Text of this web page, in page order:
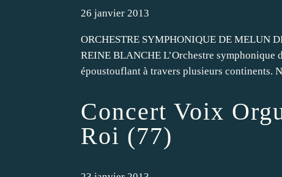
26 janvier 2013
ORCHESTRE SYMPHONIQUE DE MELUN
REINE BLANCHE L’Orchestre symphonique
époustouflant à travers plusieurs continents.
Concert Voix
Roi (77)